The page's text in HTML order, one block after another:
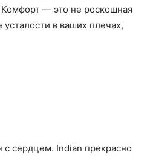
— это не роскошная
усталости в ваших плечах,
с сердцем. Indian прекрасно